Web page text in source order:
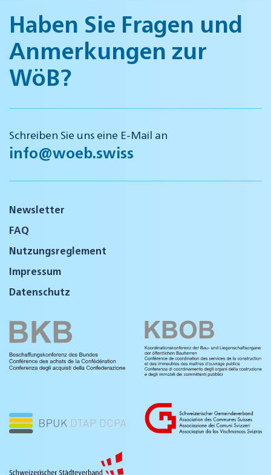
Haben Sie Fragen und
Anmerkungen zur
WöB?
Schreiben Sie uns eine E-Mail an
info@woeb.swiss
Newsletter
FAQ
Nutzungsreglement
Impressum
Datenschutz